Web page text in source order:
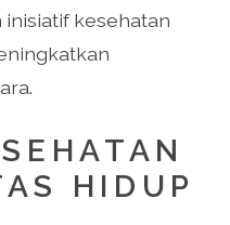
kesehatan
HIDUP